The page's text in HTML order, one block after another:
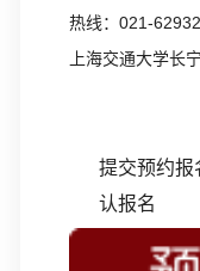
热线：021-
上海交通大学长
提交预约报
认报名